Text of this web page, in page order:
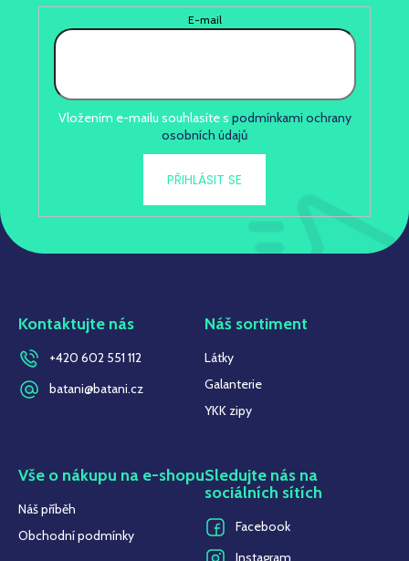
E-mail
Vložením e-mailu souhlasíte s podmínkami ochrany
osobních údajů
PŘIHLÁSIT SE
Kontaktujte nás
+420 602 551 112
batani@batani.cz
Náš sortiment
Látky
Galanterie
YKK zipy
Vše o nákupu na e-shopu
Náš příběh
Obchodní podmínky
Sledujte nás na
sociálních sítích
Facebook
Instagram